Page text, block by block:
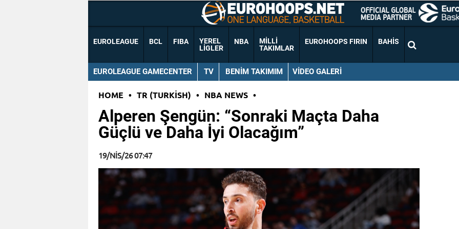
EUROLEAGUE BCL FIBA
YEREL
LIGLER
NBA
MILLI
TAKIMLAR
EUROHOOPS FIRIN BAHIS
EUROLEAGUE GAMECENTER TV BENIM TAKIMIM VIDEO GALERI
HOME • TR (TURKISH) • NBA NEWS •
Alperen Şengün: “Sonraki Maçta Daha
Güçlü ve Daha İyi Olacağım”
19/NIS/26 07:47